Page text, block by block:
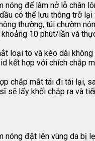
nóng để làm nở lỗ chân
có thể lưu thông trở lại
thường, túi chườm
10 phút/lần và
loại to và kéo dài không
kết hợp với chích chắp
chắp mắt tái đi tái lại,
sẽ lấy khối chắp ra và
nóng đặt lên vùng da bị